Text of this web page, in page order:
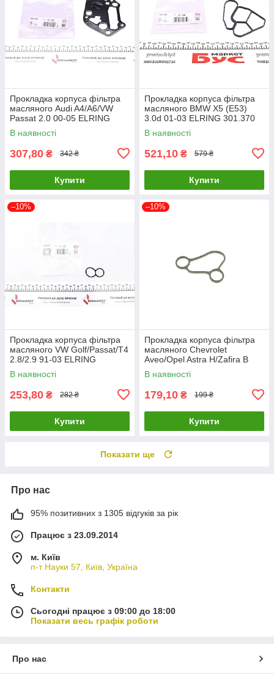
Прокладка корпуса фільтра
масляного Audi A4/A6/VW
Passat 2.0 00-05 ELRING
627.522 UA61
В наявності
307,80 ₴ 342 ₴
Купити
Прокладка корпуса фільтра
масляного BMW X5 (E53)
3.0d 01-03 ELRING 301.370
UA61
В наявності
521,10 ₴ 579 ₴
Купити
–10%
Прокладка корпуса фільтра
масляного VW Golf/Passat/T4
2.8/2.9 91-03 ELRING
616.770 UA61
В наявності
253,80 ₴ 282 ₴
Купити
–10%
Прокладка корпуса фільтра
масляного Chevrolet
Aveo/Opel Astra H/Zafira B
1.4/1.6 06- ELRING 539.450
UA61
В наявності
179,10 ₴ 199 ₴
Купити
Показати ще
Про нас
95% позитивних з 1305 відгуків за рік
Працює з 23.09.2014
м. Київ
п-т Науки 57, Київ, Україна
Контакти
Сьогодні працює з 09:00 до 18:00
Показати весь графік роботи
Про нас